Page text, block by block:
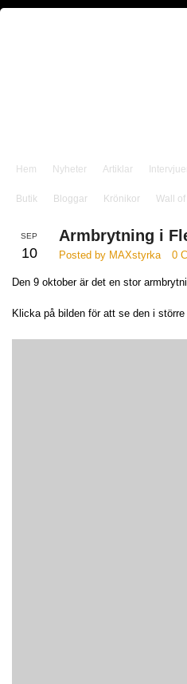
Hem Nyheter Artiklar
Butik Bloggar Krönikor Wall of
SEP
10
Armbrytning i
Posted by MAXstyrka 0
Den 9 oktober är det en stor
Klicka på bilden för att se den i större